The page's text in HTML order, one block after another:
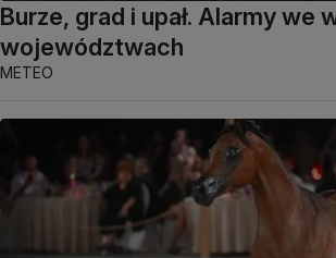
Burze, grad i upał. Alarmy we
województwach
METEO